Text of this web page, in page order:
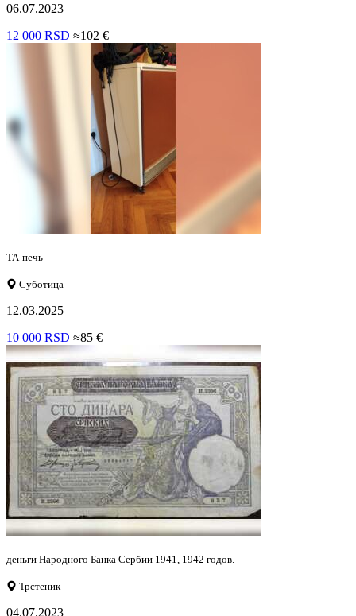
06.07.2023
12 000 RSD ≈102 €
ТА-печь
Суботица
12.03.2025
10 000 RSD ≈85 €
деньги Народного Банка Сербии 1941, 1942 годов.
Трстеник
04.07.2023